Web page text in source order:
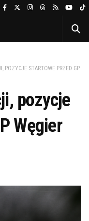
POZYCJE STARTOWE PRZED GP
pozycje
Węgier